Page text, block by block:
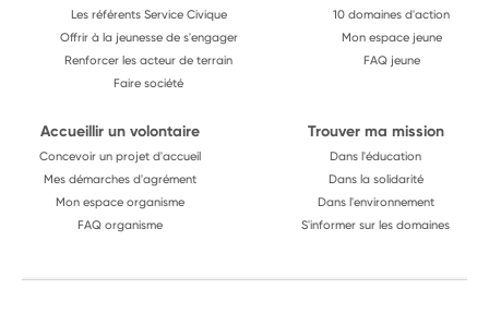
Les référents Service Civique
Offrir à la jeunesse de s'engager
Renforcer les acteur de terrain
Faire société
10 domaines d'action
Mon espace jeune
FAQ jeune
Accueillir un volontaire
Concevoir un projet d'accueil
Mes démarches d'agrément
Mon espace organisme
FAQ organisme
Trouver ma mission
Dans l'éducation
Dans la solidarité
Dans l'environnement
S'informer sur les domaines